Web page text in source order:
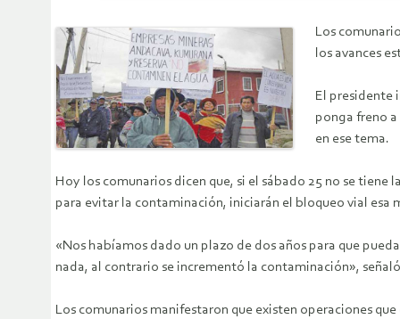
Los
los avances
El presidente
ponga freno
en ese tema.
Hoy los comunarios dicen que, si el sábado 25 no se
para evitar la contaminación, iniciarán el bloqueo vial esa
«Nos habíamos dado un plazo de dos años para que
nada, al contrario se incrementó la contaminación»,
Los comunarios manifestaron que existen operaciones